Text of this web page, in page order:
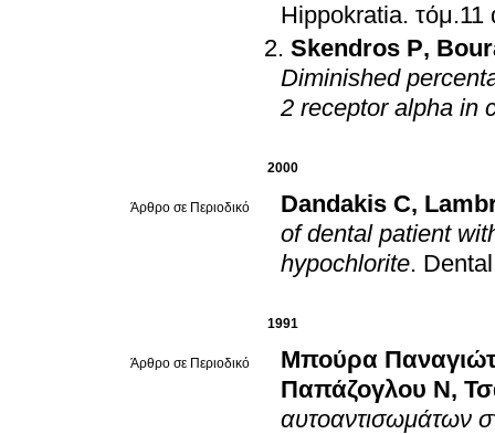
Hippokratia.
Skendros P,
Diminished
2 receptor alpha in
2000
Άρθρο σε Περιοδικό Dandakis C,
of dental patient
hypochlorite.
1991
Άρθρο σε Περιοδικό
Μπούρα
Παπάζογλου Ν,
αυτοαντισωμάτων